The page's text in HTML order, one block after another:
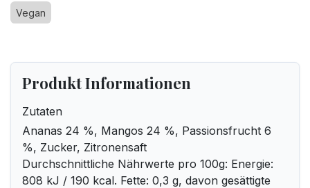
Vegan
Produkt Informationen
Zutaten
Ananas 24 %, Mangos 24 %, Passionsfrucht 6
%, Zucker, Zitronensaft
Durchschnittliche Nährwerte pro 100g: Energie:
808 kJ / 190 kcal. Fette: 0,3 g, davon gesättigte